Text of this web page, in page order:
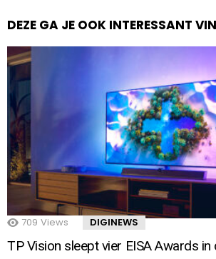
DEZE GA JE OOK INTERESSANT
709 Views DIGINEWS
TP Vision sleept vier EISA Awards in